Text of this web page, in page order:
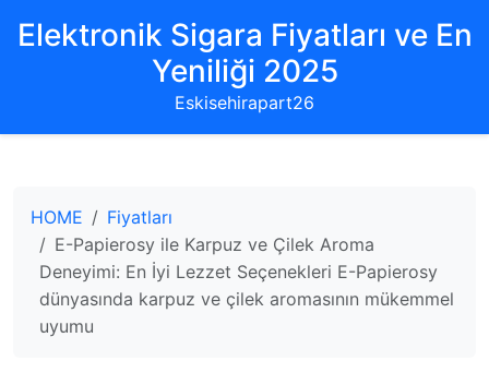
Elektronik Sigara Fiyatları ve En
Yeniliği 2025
Eskisehirapart26
HOME
Fiyatları
E-Papierosy ile Karpuz ve Çilek Aroma
Deneyimi: En İyi Lezzet Seçenekleri E-Papierosy
dünyasında karpuz ve çilek aromasının mükemmel
uyumu